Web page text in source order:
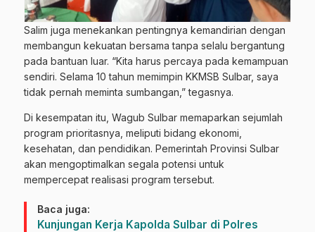
Salim juga menekankan pentingnya kemandirian dengan
membangun kekuatan bersama tanpa selalu bergantung
pada bantuan luar. “Kita harus percaya pada kemampuan
sendiri. Selama 10 tahun memimpin KKMSB Sulbar, saya
tidak pernah meminta sumbangan,” tegasnya.
Di kesempatan itu, Wagub Sulbar memaparkan sejumlah
program prioritasnya, meliputi bidang ekonomi,
kesehatan, dan pendidikan. Pemerintah Provinsi Sulbar
akan mengoptimalkan segala potensi untuk
mempercepat realisasi program tersebut.
Baca juga:
Kunjungan Kerja Kapolda Sulbar di Polres